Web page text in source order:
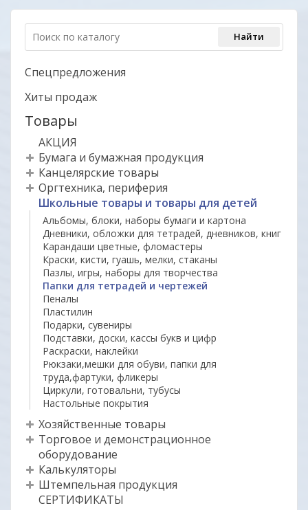
Спецпредложения
Хиты продаж
Товары
АКЦИЯ
Бумага и бумажная продукция
Канцелярские товары
Оргтехника, периферия
Школьные товары и товары для детей
Альбомы, блоки, наборы бумаги и картона
Дневники, обложки для тетрадей, дневников, книг
Карандаши цветные, фломастеры
Краски, кисти, гуашь, мелки, стаканы
Пазлы, игры, наборы для творчества
Папки для тетрадей и чертежей
Пеналы
Пластилин
Подарки, сувениры
Подставки, доски, кассы букв и цифр
Раскраски, наклейки
Рюкзаки,мешки для обуви, папки для
труда,фартуки, фликеры
Циркули, готовальни, тубусы
Настольные покрытия
Хозяйственные товары
Торговое и демонстрационное
оборудование
Калькуляторы
Штемпельная продукция
СЕРТИФИКАТЫ